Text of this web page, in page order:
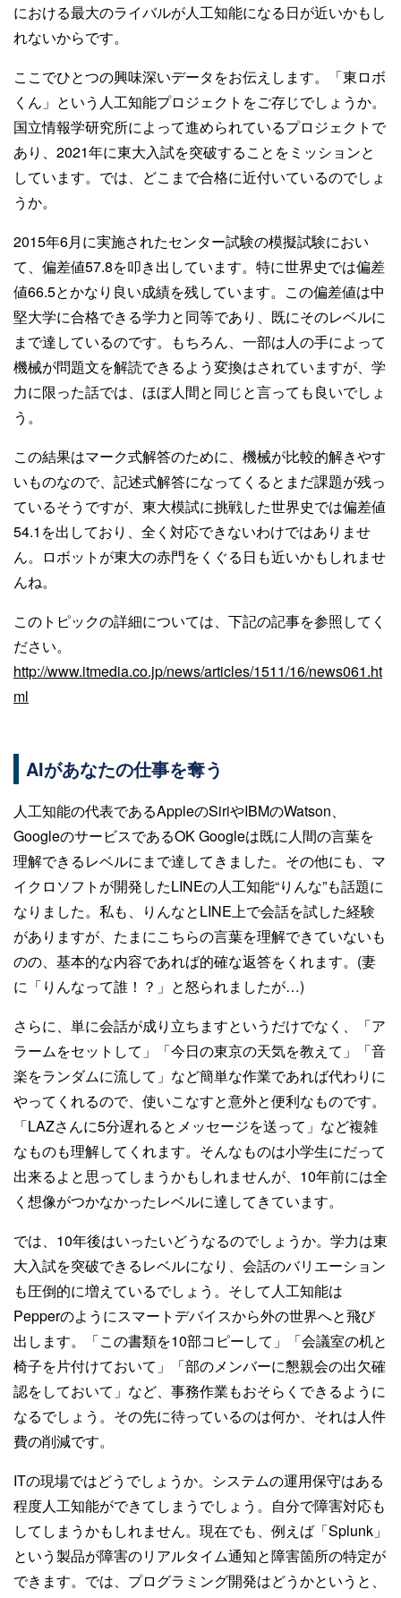
における最大のライバルが人工知能になる日が近いかもし
れないからです。
ここでひとつの興味深いデータをお伝えします。「東ロボ
くん」という人工知能プロジェクトをご存じでしょうか。
国立情報学研究所によって進められているプロジェクトで
あり、2021年に東大入試を突破することをミッションと
しています。では、どこまで合格に近付いているのでしょ
うか。
2015年6月に実施されたセンター試験の模擬試験におい
て、偏差値57.8を叩き出しています。特に世界史では偏差
値66.5とかなり良い成績を残しています。この偏差値は中
堅大学に合格できる学力と同等であり、既にそのレベルに
まで達しているのです。もちろん、一部は人の手によって
機械が問題文を解読できるよう変換はされていますが、学
力に限った話では、ほぼ人間と同じと言っても良いでしょ
う。
この結果はマーク式解答のために、機械が比較的解きやす
いものなので、記述式解答になってくるとまだ課題が残っ
ているそうですが、東大模試に挑戦した世界史では偏差値
54.1を出しており、全く対応できないわけではありませ
ん。ロボットが東大の赤門をくぐる日も近いかもしれませ
んね。
このトピックの詳細については、下記の記事を参照してく
ださい。
http://www.itmedia.co.jp/news/articles/1511/16/news061.ht
ml
AIがあなたの仕事を奪う
人工知能の代表であるAppleのSiriやIBMのWatson、
GoogleのサービスであるOK Googleは既に人間の言葉を
理解できるレベルにまで達してきました。その他にも、マ
イクロソフトが開発したLINEの人工知能“りんな”も話題に
なりました。私も、りんなとLINE上で会話を試した経験
がありますが、たまにこちらの言葉を理解できていないも
のの、基本的な内容であれば的確な返答をくれます。(妻
に「りんなって誰！？」と怒られましたが…)
さらに、単に会話が成り立ちますというだけでなく、「ア
ラームをセットして」「今日の東京の天気を教えて」「音
楽をランダムに流して」など簡単な作業であれば代わりに
やってくれるので、使いこなすと意外と便利なものです。
「LAZさんに5分遅れるとメッセージを送って」など複雑
なものも理解してくれます。そんなものは小学生にだって
出来るよと思ってしまうかもしれませんが、10年前には全
く想像がつかなかったレベルに達してきています。
では、10年後はいったいどうなるのでしょうか。学力は東
大入試を突破できるレベルになり、会話のバリエーション
も圧倒的に増えているでしょう。そして人工知能は
Pepperのようにスマートデバイスから外の世界へと飛び
出します。「この書類を10部コピーして」「会議室の机と
椅子を片付けておいて」「部のメンバーに懇親会の出欠確
認をしておいて」など、事務作業もおそらくできるように
なるでしょう。その先に待っているのは何か、それは人件
費の削減です。
ITの現場ではどうでしょうか。システムの運用保守はある
程度人工知能ができてしまうでしょう。自分で障害対応も
してしまうかもしれません。現在でも、例えば「Splunk」
という製品が障害のリアルタイム通知と障害箇所の特定が
できます。では、プログラミング開発はどうかというと、